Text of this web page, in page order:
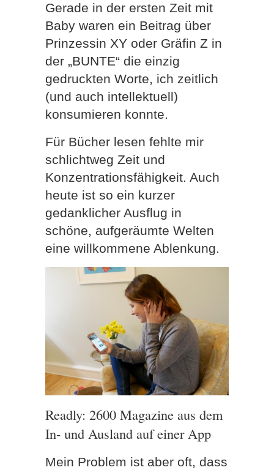
Gerade in der ersten Zeit mit
Baby waren ein Beitrag über
Prinzessin XY oder Gräfin Z in
der „BUNTE“ die einzig
gedruckten Worte, ich zeitlich
(und auch intellektuell)
konsumieren konnte.
Für Bücher lesen fehlte mir
schlichtweg Zeit und
Konzentrationsfähigkeit. Auch
heute ist so ein kurzer
gedanklicher Ausflug in
schöne, aufgeräumte Welten
eine willkommene Ablenkung.
Readly: 2600 Magazine aus dem
In- und Ausland auf einer App
Mein Problem ist aber oft, dass